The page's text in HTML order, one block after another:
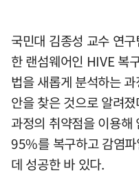
국민대 김종성 교수 연
한 랜섬웨어인 HIVE 복
법을 새롭게 분석하는
안을 찾은 것으로 알려
과정의 취약점을 이용해
95%를 복구하고 감염
데 성공한 바 있다.